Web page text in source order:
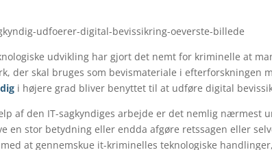
udvikling har gjort det nemt for kriminelle at
der skal bruges som bevismateriale i efterforskningen
i højere grad bliver benyttet til at udføre digital
af den IT-sagkyndiges arbejde er det nemlig nærmest
en stor betydning eller endda afgøre retssagen eller
at gennemskue it-kriminelles teknologiske